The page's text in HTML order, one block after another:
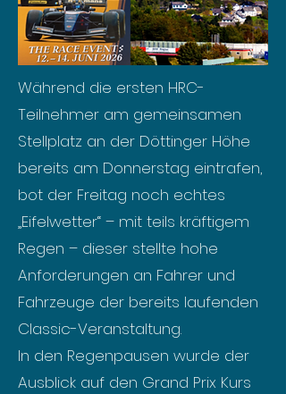
Während die ersten HRC-
Teilnehmer am gemeinsamen
Stellplatz an der Döttinger Höhe
bereits am Donnerstag eintrafen,
bot der Freitag noch echtes
„Eifelwetter“ – mit teils kräftigem
Regen – dieser stellte hohe
Anforderungen an Fahrer und
Fahrzeuge der bereits laufenden
Classic-Veranstaltung.
In den Regenpausen wurde der
Ausblick auf den Grand Prix Kurs